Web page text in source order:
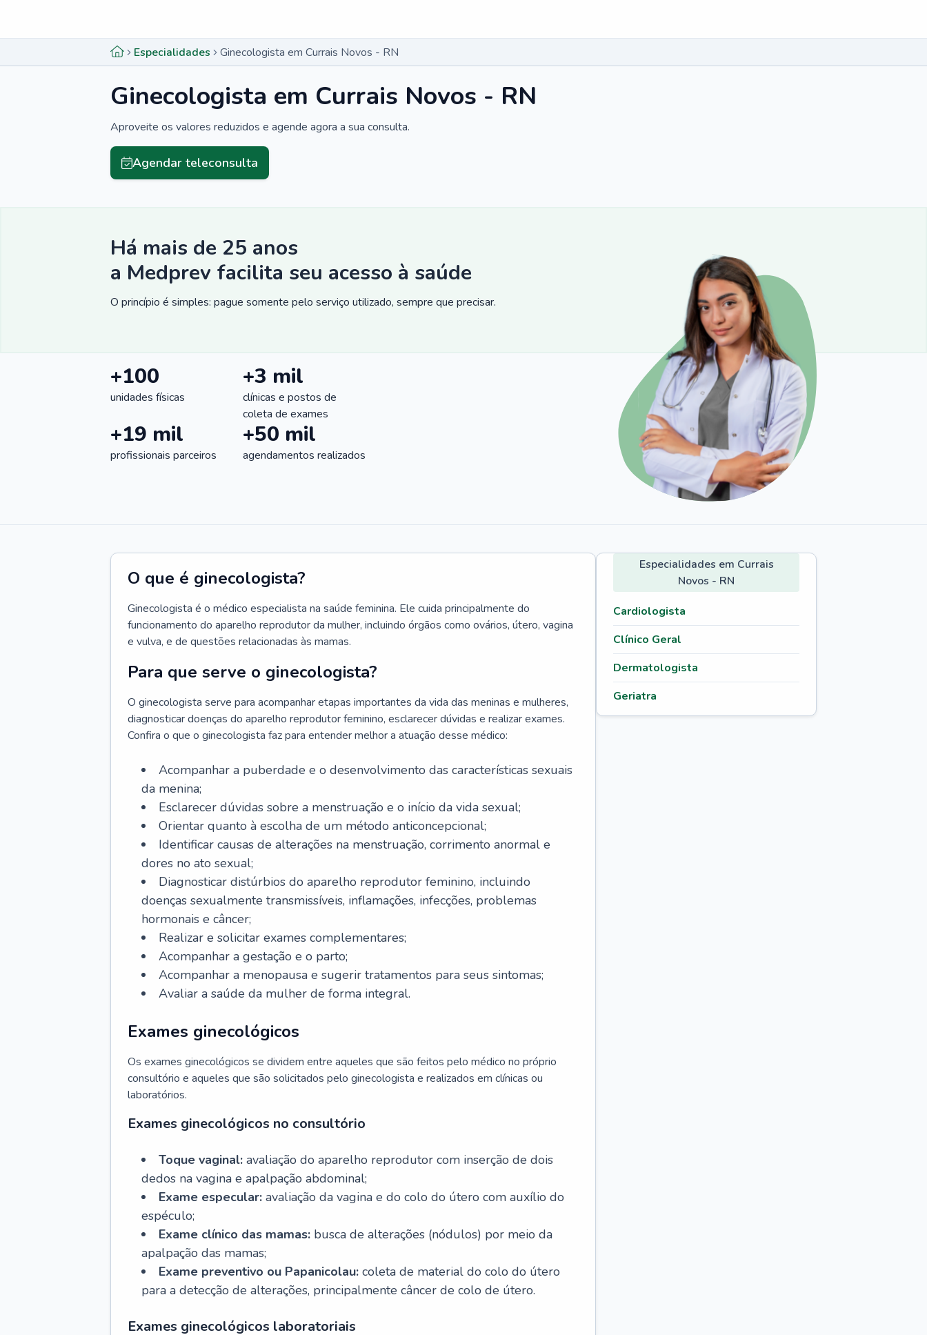
Especialidades Ginecologista em Currais Novos - RN
Ginecologista em Currais Novos - RN
Aproveite os valores reduzidos e agende agora a sua consulta.
Agendar teleconsulta
Há mais de 25 anos
a Medprev facilita seu acesso à saúde
O princípio é simples: pague somente pelo serviço utilizado, sempre que precisar.
+100
unidades físicas
+3 mil
clínicas e postos de
coleta de exames
+19 mil
profissionais parceiros
+50 mil
agendamentos realizados
O que é ginecologista?
Ginecologista é o médico especialista na saúde feminina. Ele cuida principalmente do
funcionamento do aparelho reprodutor da mulher, incluindo órgãos como ovários, útero, vagina
e vulva, e de questões relacionadas às mamas.
Para que serve o ginecologista?
O ginecologista serve para acompanhar etapas importantes da vida das meninas e mulheres,
diagnosticar doenças do aparelho reprodutor feminino, esclarecer dúvidas e realizar exames.
Confira o que o ginecologista faz para entender melhor a atuação desse médico:
Acompanhar a puberdade e o desenvolvimento das características sexuais
da menina;
Esclarecer dúvidas sobre a menstruação e o início da vida sexual;
Orientar quanto à escolha de um método anticoncepcional;
Identificar causas de alterações na menstruação, corrimento anormal e
dores no ato sexual;
Diagnosticar distúrbios do aparelho reprodutor feminino, incluindo
doenças sexualmente transmissíveis, inflamações, infecções, problemas
hormonais e câncer;
Realizar e solicitar exames complementares;
Acompanhar a gestação e o parto;
Acompanhar a menopausa e sugerir tratamentos para seus sintomas;
Avaliar a saúde da mulher de forma integral.
Exames ginecológicos
Os exames ginecológicos se dividem entre aqueles que são feitos pelo médico no próprio
consultório e aqueles que são solicitados pelo ginecologista e realizados em clínicas ou
laboratórios.
Exames ginecológicos no consultório
Toque vaginal: avaliação do aparelho reprodutor com inserção de dois
dedos na vagina e apalpação abdominal;
Exame especular: avaliação da vagina e do colo do útero com auxílio do
espéculo;
Exame clínico das mamas: busca de alterações (nódulos) por meio da
apalpação das mamas;
Exame preventivo ou Papanicolau: coleta de material do colo do útero
para a detecção de alterações, principalmente câncer de colo de útero.
Exames ginecológicos laboratoriais
Especialidades em Currais
Novos - RN
Cardiologista
Clínico Geral
Dermatologista
Geriatra